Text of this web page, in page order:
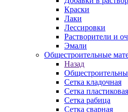
Краски
Лаки
Лессировки
Растворители и
Эмали
Общестроительные
Назад
Сетка кладочная
Сетка пластиковая
Сетка рабица
Сетка сварная